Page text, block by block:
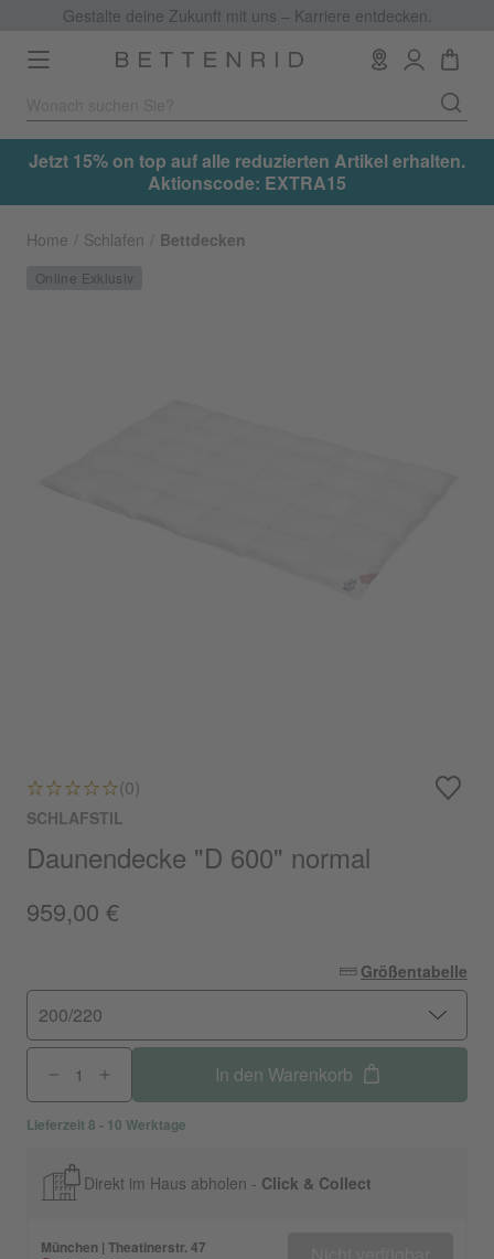
Gestalte deine Zukunft mit uns – Karriere entdecken.
Toggle
navigation
Jetzt 15% on top auf alle reduzierten Artikel erhalten.
Aktionscode: EXTRA15
Home Schlafen Bettdecken
(0)
SCHLAFSTIL
Daunendecke "D 600" normal
959,00 €
Größentabelle
200/220
In den Warenkorb
Lieferzeit 8 - 10 Werktage
Direkt im Haus abholen - Click & Collect
München | Theatinerstr. 47